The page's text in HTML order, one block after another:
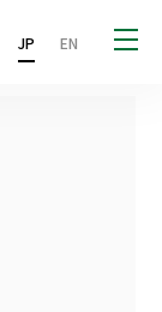
JP EN